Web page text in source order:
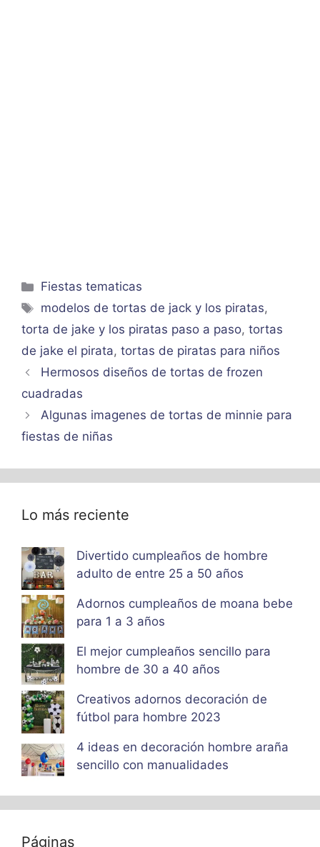
Categorías
Fiestas tematicas
Etiquetas
modelos de tortas de jack y los piratas,
torta de jake y los piratas paso a paso, tortas
de jake el pirata, tortas de piratas para niños
Hermosos diseños de tortas de frozen
cuadradas
Algunas imagenes de tortas de minnie para
fiestas de niñas
Lo más reciente
Divertido cumpleaños de hombre
adulto de entre 25 a 50 años
Adornos cumpleaños de moana bebe
para 1 a 3 años
El mejor cumpleaños sencillo para
hombre de 30 a 40 años
Creativos adornos decoración de
fútbol para hombre 2023
4 ideas en decoración hombre araña
sencillo con manualidades
Páginas